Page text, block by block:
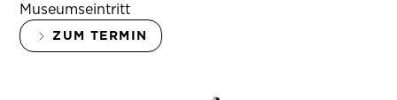
Museumseintritt
ZUM TERMIN